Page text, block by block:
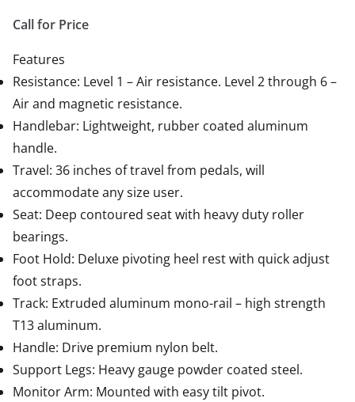
Call for Price
Features
Resistance: Level 1 – Air resistance. Level 2 through 6 –
Air and magnetic resistance.
Handlebar: Lightweight, rubber coated aluminum
handle.
Travel: 36 inches of travel from pedals, will
accommodate any size user.
Seat: Deep contoured seat with heavy duty roller
bearings.
Foot Hold: Deluxe pivoting heel rest with quick adjust
foot straps.
Track: Extruded aluminum mono-rail – high strength
T13 aluminum.
Handle: Drive premium nylon belt.
Support Legs: Heavy gauge powder coated steel.
Monitor Arm: Mounted with easy tilt pivot.